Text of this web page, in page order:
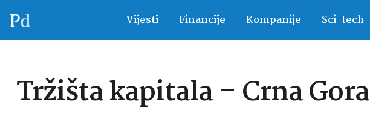
Vijesti Financije Kompanije Sci-tech
Tržišta kapitala – Crna Gora